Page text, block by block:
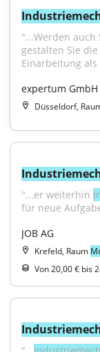
"...Werden
gestalten Sie
Einarbeitung als
expertum GmbH
Düsseldorf,
"...er weiterhin
für neue
JOB AG
Krefeld, Raum
Von 20,00 € bis